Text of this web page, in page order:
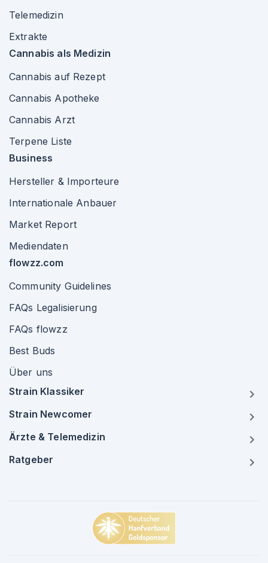
Telemedizin
Extrakte
Cannabis als Medizin
Cannabis auf Rezept
Cannabis Apotheke
Cannabis Arzt
Terpene Liste
Business
Hersteller & Importeure
Internationale Anbauer
Market Report
Mediendaten
flowzz.com
Community Guidelines
FAQs Legalisierung
FAQs flowzz
Best Buds
Über uns
Strain Klassiker
Strain Newcomer
Ärzte & Telemedizin
Ratgeber